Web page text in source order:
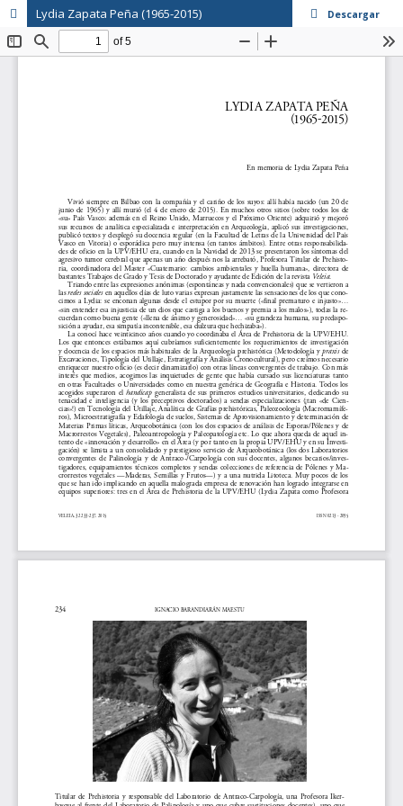
Lydia Zapata Peña (1965-2015) Descargar